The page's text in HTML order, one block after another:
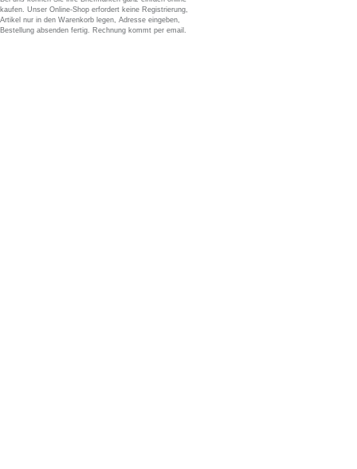
kaufen. Unser Online-Shop erfordert keine Registrierung,
Artikel nur in den Warenkorb legen, Adresse eingeben,
Bestellung absenden fertig. Rechnung kommt per email.